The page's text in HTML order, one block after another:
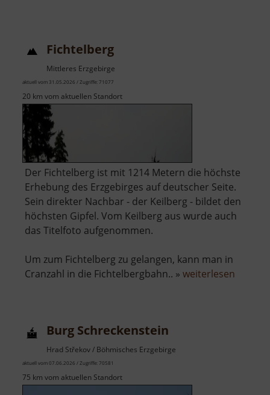
Fichtelberg
Mittleres Erzgebirge
aktuell vom 31.05.2026 / Zugriffe: 71077
20 km vom aktuellen Standort
Der Fichtelberg ist mit 1214 Metern die höchste
Erhebung des Erzgebirges auf deutscher Seite.
Sein direkter Nachbar - der Keilberg - bildet den
höchsten Gipfel. Vom Keilberg aus wurde auch
das Titelfoto aufgenommen.
Um zum Fichtelberg zu gelangen, kann man in
Cranzahl in die Fichtelbergbahn.. » weiterlesen
Burg Schreckenstein
Hrad Střekov / Böhmisches Erzgebirge
aktuell vom 07.06.2026 / Zugriffe: 70581
75 km vom aktuellen Standort